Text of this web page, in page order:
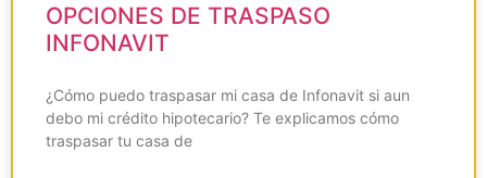
OPCIONES DE TRASPASO
INFONAVIT
¿Cómo puedo traspasar mi casa de Infonavit si aun
debo mi crédito hipotecario? Te explicamos cómo
traspasar tu casa de